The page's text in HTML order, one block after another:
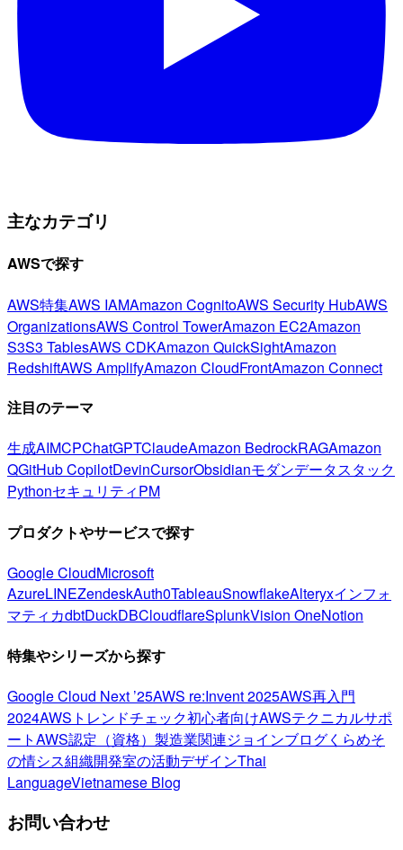
主なカテゴリ
AWSで探す
AWS特集AWS IAMAmazon CognitoAWS Security HubAWS
OrganizationsAWS Control TowerAmazon EC2Amazon
S3S3 TablesAWS CDKAmazon QuickSightAmazon
RedshiftAWS AmplifyAmazon CloudFrontAmazon Connect
注目のテーマ
生成AIMCPChatGPTClaudeAmazon BedrockRAGAmazon
QGitHub CopilotDevinCursorObsidianモダンデータスタック
PythonセキュリティPM
プロダクトやサービスで探す
Google CloudMicrosoft
AzureLINEZendeskAuth0TableauSnowflakeAlteryxインフォ
マティカdbtDuckDBCloudflareSplunkVision OneNotion
特集やシリーズから探す
Google Cloud Next ’25AWS re:Invent 2025AWS再入門
2024AWSトレンドチェック初心者向けAWSテクニカルサポ
ートAWS認定（資格） 製造業関連ジョインブログくらめそ
の情シス組織開発室の活動デザインThai
LanguageVietnamese Blog
お問い合わせ